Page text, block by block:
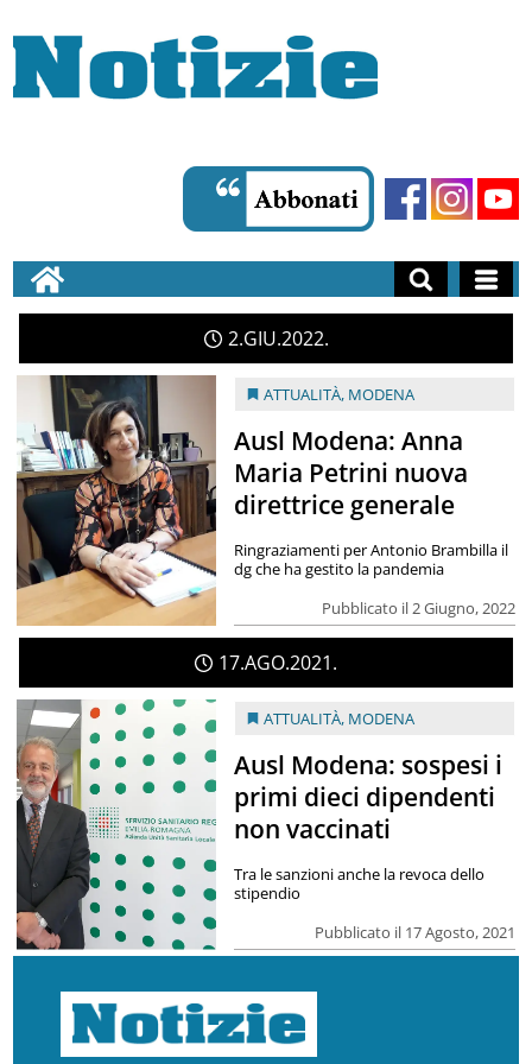
2 GIU 2022
ATTUALITÀ, MODENA
Ausl Modena: Anna
Maria Petrini nuova
direttrice generale
Pubblicato il 2 Giugno, 2022
Ringraziamenti per Antonio Brambilla il
dg che ha gestito la pandemia
17AGO2021
ATTUALITÀ, MODENA
Ausl Modena: sospesi i
primi dieci dipendenti
non vaccinati
Pubblicato il 17 Agosto, 2021
Tra le sanzioni anche la revoca dello
stipendio